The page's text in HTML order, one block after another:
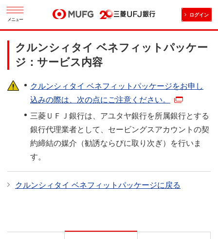
メニュー
ログイン
クルンシィタイ ベネフィットパッケー
ジ：サービス内容
クルンシィタイ ベネフィットパッケージをお申し
込みの際は、次の点にご注意ください。
三菱ＵＦＪ銀行は、アユタヤ銀行を所属銀行とする
銀行代理業者として、セービングスアカウントの契
約締結の媒介（勧誘ならびに取り次ぎ）を行いま
す。
クルンシィタイ ベネフィットパッケージに戻る